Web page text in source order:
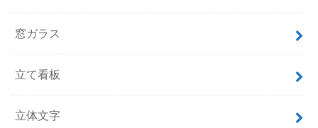
窓ガラス
立て看板
立体文字